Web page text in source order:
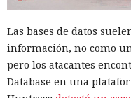
Las bases de datos
información, no como
pero los atacantes
Database en una